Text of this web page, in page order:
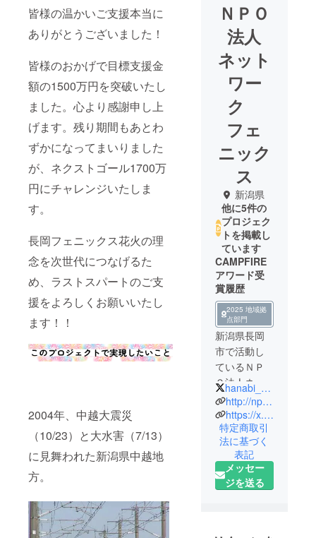
皆様の温かいご支援本当に
ありがとうございました！
皆様のおかげで目標支援金
額の1500万円を突破いたし
ました。心より感謝申し上
げます。残り期間もあとわ
ずかになってまいりました
が、ネクストゴール1700万
円にチャレンジいたしま
す。
長岡フェニックス花火の理
念を次世代につなげるた
め、ラストスパートのご支
援をよろしくお願いいたし
ます！！
2004年、中越大震災
（10/23）と大水害（7/13）
に見舞われた新潟県中越地
方。
ＮＰＯ
法人
ネット
ワー
ク
フェ
ニック
ス
新潟県
他に5件の
プロジェク
トを掲載し
ています
CAMPFIRE
アワード受
賞履歴
2025 地域拠
点部門
新潟県長岡
市で活動し
ているＮＰ
Ｏ法人ネッ
トワーク・
フェニック
スです。
本年6月から
7月に実施し
ました「長
岡花火｜あ
hanabi_phoenix
http://npo-phoenix.jp/
https://x.com/hanabi_phoenix
特定商取引
法に基づく
表記
メッセー
ジを送る